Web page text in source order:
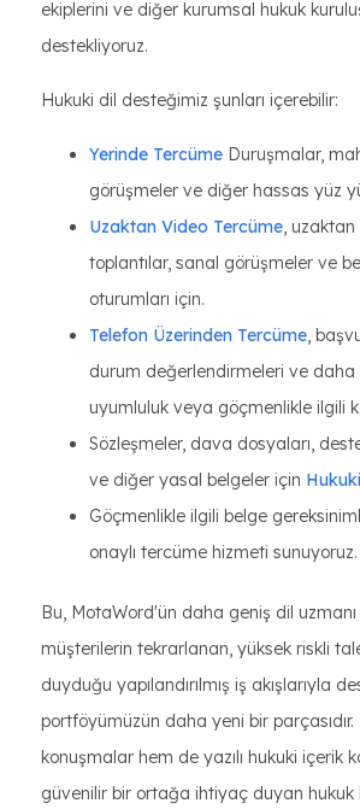
ekiplerini ve diğer kurumsal hukuk
destekliyoruz.
Hukuki dil desteğimiz şunları içerebilir:
Yerinde Tercüme Duruşmalar,
görüşmeler ve diğer hassas yüz
Uzaktan Video Tercüme, uzaktan
toplantılar, sanal görüşmeler ve
oturumları için.
Telefon Üzerinden Tercüme,
durum değerlendirmeleri ve daha
uyumluluk veya göçmenlikle ilgili
Sözleşmeler, dava dosyaları,
ve diğer yasal belgeler için
Göçmenlikle ilgili belge
onaylı tercüme hizmeti sunuyoruz.
Bu, MotaWord'ün daha geniş dil
müşterilerin tekrarlanan, yüksek riskli
duyduğu yapılandırılmış iş akışlarıyla
portföyümüzün daha yeni bir
konuşmalar hem de yazılı hukuki içerik
güvenilir bir ortağa ihtiyaç duyan hukuk